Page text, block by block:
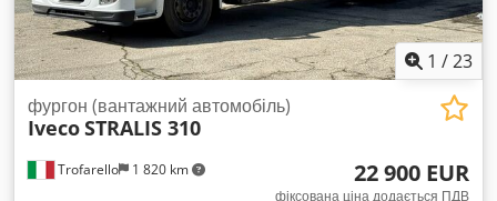
1 /23
Trofarello 1 820 km
фургон (вантажний автомобіль)
IvecoSTRALIS 310
22 900 EUR
фіксована ціна додається ПДВ